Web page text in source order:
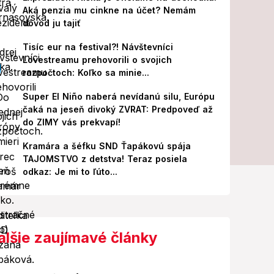
Aká penzia mu cinkne na účet? Nemám
dôvod ju tajiť
Tisíc eur na festival?! Návštevníci
Lovestreamu prehovorili o svojich
rozpočtoch: Koľko sa minie...
Super El Niño naberá nevídanú silu, Európu
čaká na jeseň divoký ZVRAT: Predpoveď až
do ZIMY vás prekvapí!
Kramára a šéfku SND Ťapákovú spája
TAJOMSTVO z detstva! Teraz posiela
odkaz: Je mi to ľúto...
zaujímavé články
Foto